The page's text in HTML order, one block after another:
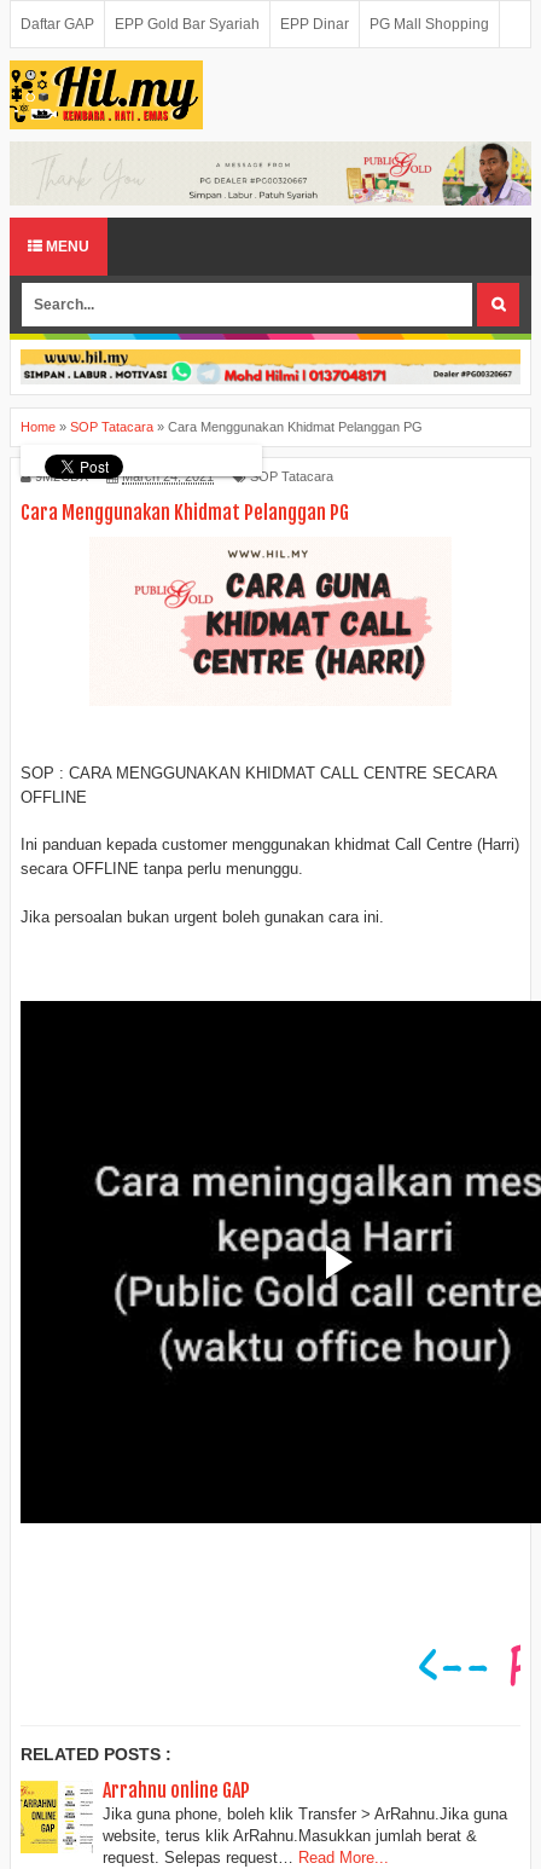
Daftar GAP EPP Gold Bar Syariah EPP Dinar PG Mall Shopping
MENU
Home » SOP Tatacara » Cara Menggunakan Khidmat Pelanggan PG
9M2CDX March 24, 2021 SOP Tatacara
Cara Menggunakan Khidmat Pelanggan PG
SOP : CARA MENGGUNAKAN KHIDMAT CALL CENTRE SECARA
OFFLINE
Ini panduan kepada customer menggunakan khidmat Call Centre (Harri)
secara OFFLINE tanpa perlu menunggu.
Jika persoalan bukan urgent boleh gunakan cara ini.
RELATED POSTS :
Arrahnu online GAP
Jika guna phone, boleh klik Transfer > ArRahnu.Jika guna
website, terus klik ArRahnu.Masukkan jumlah berat &
request. Selepas request… Read More...